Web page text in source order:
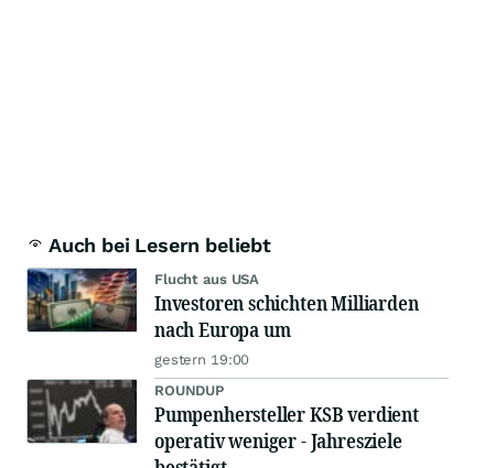
Auch bei Lesern beliebt
Flucht aus USA
Investoren schichten Milliarden
nach Europa um
gestern 19:00
ROUNDUP
Pumpenhersteller KSB verdient
operativ weniger - Jahresziele